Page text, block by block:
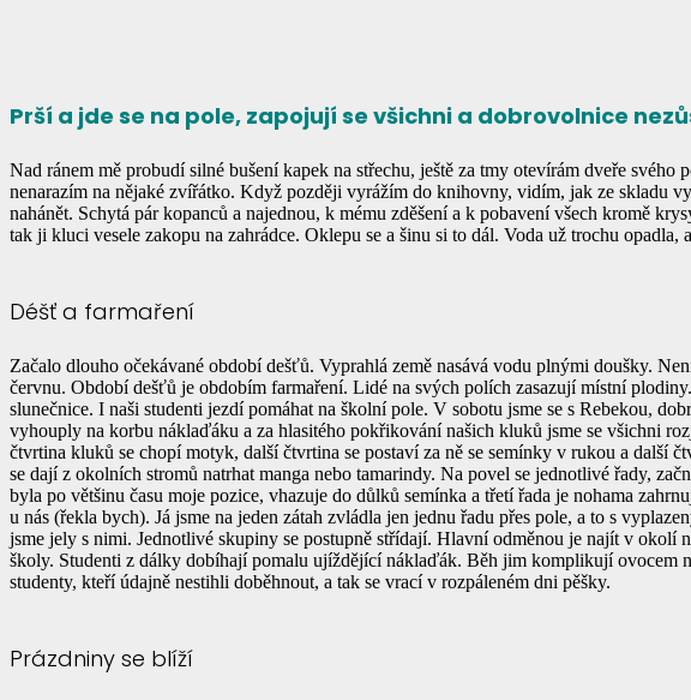
Prší a jde se na pole, zapojují se všichni a dobrovolnice
Nad ránem mě probudí silné bušení kapek na střechu, ještě za tmy otevírám dveře
nenarazím na nějaké zvířátko. Když později vyrážím do knihovny, vidím, jak ze skladu
nahánět. Schytá pár kopanců a najednou, k mému zděšení a k pobavení všech kromě
tak ji kluci vesele zakopu na zahrádce. Oklepu se a šinu si to dál. Voda už trochu opadla,
Déšť a farmaření
Začalo dlouho očekávané období dešťů. Vyprahlá země nasává vodu plnými doušky.
červnu. Období dešťů je obdobím farmaření. Lidé na svých polích zasazují místní
slunečnice. I naši studenti jezdí pomáhat na školní pole. V sobotu jsme se s Rebekou,
vyhouply na korbu náklaďáku a za hlasitého pokřikování našich kluků jsme se všichni
čtvrtina kluků se chopí motyk, další čtvrtina se postaví za ně se semínky v rukou a další
se dají z okolních stromů natrhat manga nebo tamarindy. Na povel se jednotlivé řady,
byla po většinu času moje pozice, vhazuje do důlků semínka a třetí řada je nohama
u nás (řekla bych). Já jsme na jeden zátah zvládla jen jednu řadu přes pole, a to s
jsme jely s nimi. Jednotlivé skupiny se postupně střídají. Hlavní odměnou je najít v okolí
školy. Studenti z dálky dobíhají pomalu ujíždějící náklaďák. Běh jim komplikují ovocem
studenty, kteří údajně nestihli doběhnout, a tak se vrací v rozpáleném dni pěšky.
Prázdniny se blíží